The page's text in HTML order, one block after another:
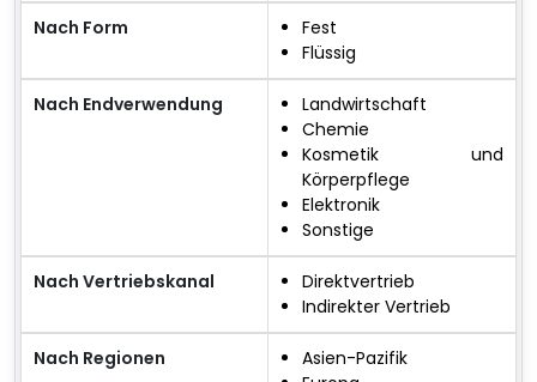
Nach Form
Fest
Flüssig
Nach Endverwendung
Landwirtschaft
Chemie
Kosmetik und
Körperpflege
Elektronik
Sonstige
Nach Vertriebskanal
Direktvertrieb
Indirekter Vertrieb
Nach Regionen
Asien-Pazifik